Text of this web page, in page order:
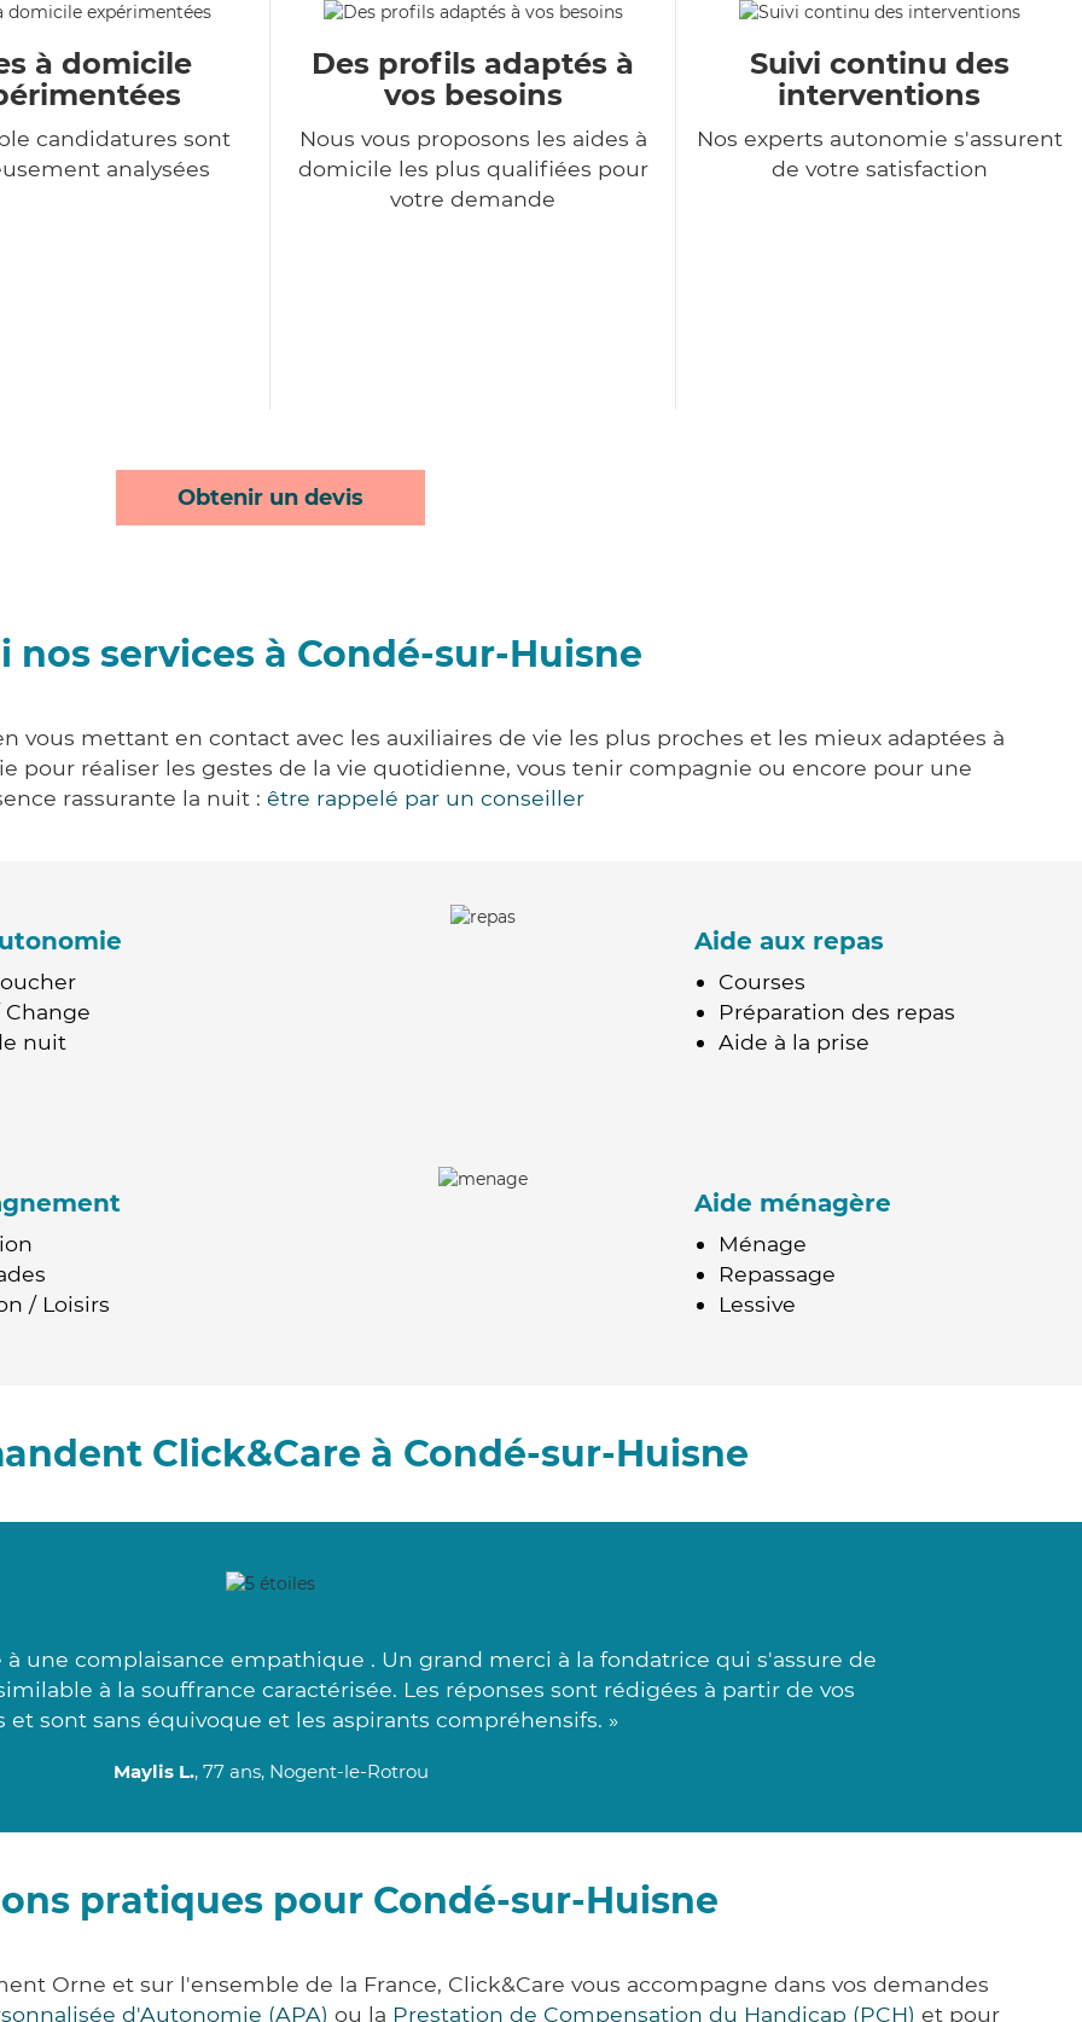
à domicile
candidatures sont
analysées
Des profils adaptés à
vos besoins
Nous vous proposons les aides à
domicile les plus qualifiées pour
votre demande
Suivi continu des
interventions
Nos experts autonomie s'assurent
de votre satisfaction
Obtenir un devis
nos services à Condé-sur-Huisne
vous mettant en contact avec les auxiliaires de vie les plus proches et les mieux adaptées à
pour réaliser les gestes de la vie quotidienne, vous tenir compagnie ou encore pour une
rassurante la nuit : être rappelé par un conseiller
nuit
Aide aux repas
Courses
Préparation des repas
Aide à la prise
/ Loisirs
Aide ménagère
Ménage
Repassage
Lessive
Click&Care à Condé-sur-Huisne
à une complaisance empathique . Un grand merci à la fondatrice qui s'assure de
à la souffrance caractérisée. Les réponses sont rédigées à partir de vos
et sont sans équivoque et les aspirants compréhensifs. »
Maylis L., 77 ans, Nogent-le-Rotrou
pratiques pour Condé-sur-Huisne
Orne et sur l'ensemble de la France, Click&Care vous accompagne dans vos demandes
d'Autonomie (APA) ou la Prestation de Compensation du Handicap (PCH) et pour